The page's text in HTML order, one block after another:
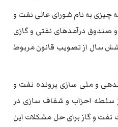
به نام شورای عالی نفت و
و صندوق درآمدهای نفتی و گازی
سال از تصویب قانون مربوط
و ملی سازی پرونده نفت و
سلطه احزاب و شفاف سازی در
نفت و گاز برای حل مشکلات این